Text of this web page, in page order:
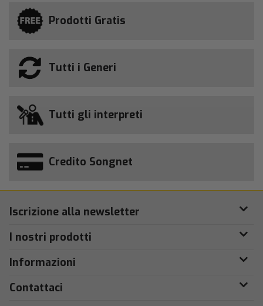
Prodotti Gratis
Tutti i Generi
Tutti gli interpreti
Credito Songnet
Iscrizione alla newsletter
I nostri prodotti
Informazioni
Contattaci